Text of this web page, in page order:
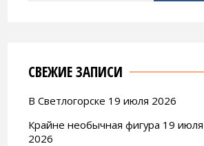
СВЕЖИЕ ЗАПИСИ
В Светлогорске 19 июля 2026
Крайне необычная фигура 19 июля
2026